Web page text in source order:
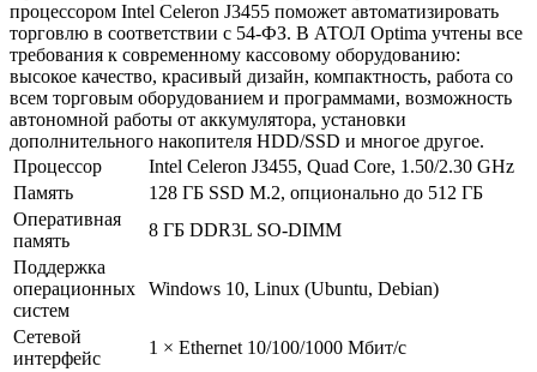
процессором Intel Celeron J3455 поможет автоматизировать
торговлю в соответствии с 54-ФЗ. В АТОЛ Optima учтены все
требования к современному кассовому оборудованию:
высокое качество, красивый дизайн, компактность, работа со
всем торговым оборудованием и программами, возможность
автономной работы от аккумулятора, установки
дополнительного накопителя HDD/SSD и многое другое.
Процессор
Intel Celeron J3455, Quad Core, 1.50/2.30 GHz
Память
128 ГБ SSD M.2, опционально до 512 ГБ
Оперативная
память
8 ГБ DDR3L SO-DIMM
Поддержка
операционных
систем
Windows 10, Linux (Ubuntu, Debian)
Сетевой
интерфейс
1 × Ethernet 10/100/1000 Мбит/с